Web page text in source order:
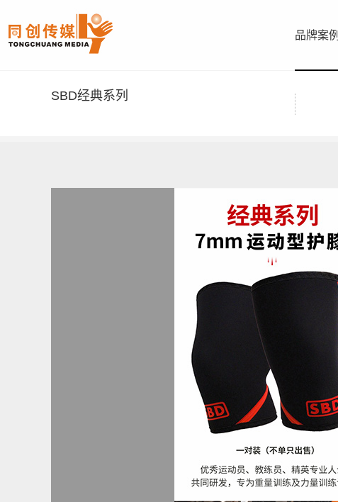
品牌案例
SBD经典系列